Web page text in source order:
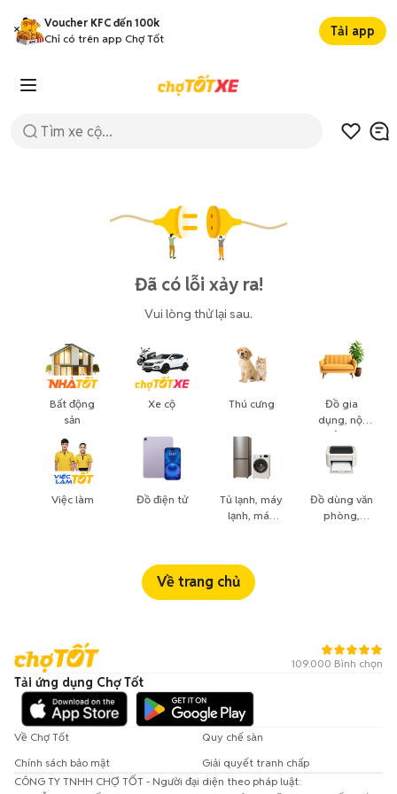
Voucher KFC đến 100k
Chỉ có trên app Chợ Tốt
Tải app
Đã có lỗi xảy ra!
Vui lòng thử lại sau.
Bất động
sản
Việc làm
Xe cộ
Đồ điện tử
Thú cưng
Tủ lạnh, máy
lạnh, máy
Đồ gia
dụng, nội
thất, cây
cảnh
Đồ dùng văn
phòng,
Về trang chủ
109.000 Bình chọn
Tải ứng dụng Chợ Tốt
Về Chợ Tốt
Quy chế sàn
Chính sách bảo mật
Giải quyết tranh chấp
CÔNG TY TNHH CHỢ TỐT - Người đại diện theo pháp luật: